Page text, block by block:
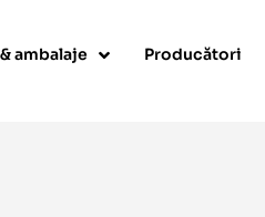
ambalaje Producători